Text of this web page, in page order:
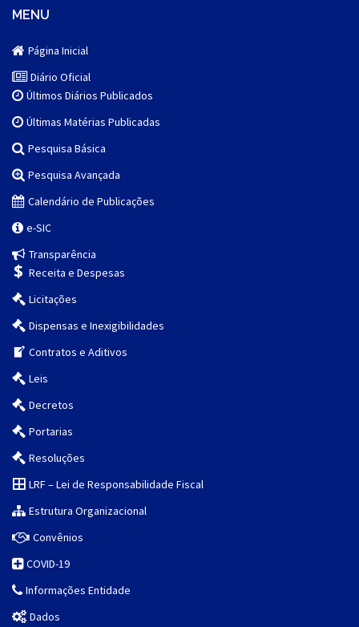
MENU
Página Inicial
Diário Oficial
Últimos Diários Publicados
Últimas Matérias Publicadas
Pesquisa Básica
Pesquisa Avançada
Calendário de Publicações
e-SIC
Transparência
Receita e Despesas
Licitações
Dispensas e Inexigibilidades
Contratos e Aditivos
Leis
Decretos
Portarias
Resoluções
LRF – Lei de Responsabilidade Fiscal
Estrutura Organizacional
Convênios
COVID-19
Informações Entidade
Dados